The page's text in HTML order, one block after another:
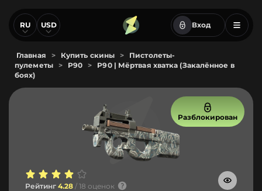
RU USD Вход
Главная > Купить скины >
Пистолеты-
пулеметы
> P90 >
P90 | Мёртвая хватка (Закалённое в
боях)
Разблокирован
Рейтинг 4.28 / 18 оценок